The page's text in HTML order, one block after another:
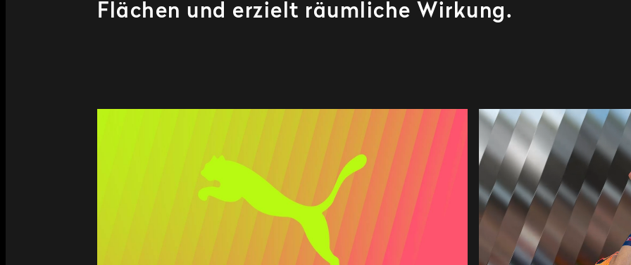
Flächen und erzielt räumliche Wirkung.